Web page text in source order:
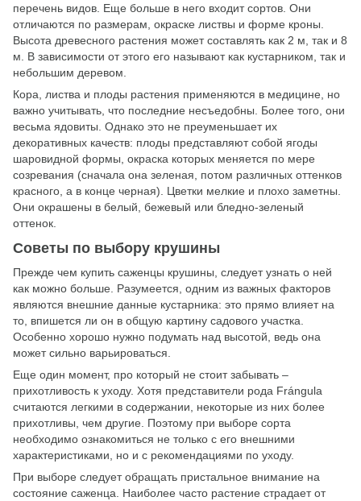
перечень видов. Еще больше в него входит сортов. Они
отличаются по размерам, окраске листвы и форме кроны.
Высота древесного растения может составлять как 2 м, так и 8
м. В зависимости от этого его называют как кустарником, так и
небольшим деревом.
Кора, листва и плоды растения применяются в медицине, но
важно учитывать, что последние несъедобны. Более того, они
весьма ядовиты. Однако это не преуменьшает их
декоративных качеств: плоды представляют собой ягоды
шаровидной формы, окраска которых меняется по мере
созревания (сначала она зеленая, потом различных оттенков
красного, а в конце черная). Цветки мелкие и плохо заметны.
Они окрашены в белый, бежевый или бледно-зеленый
оттенок.
Советы по выбору крушины
Прежде чем купить саженцы крушины, следует узнать о ней
как можно больше. Разумеется, одним из важных факторов
являются внешние данные кустарника: это прямо влияет на
то, впишется ли он в общую картину садового участка.
Особенно хорошо нужно подумать над высотой, ведь она
может сильно варьироваться.
Еще один момент, про который не стоит забывать –
прихотливость к уходу. Хотя представители рода Frángula
считаются легкими в содержании, некоторые из них более
прихотливы, чем другие. Поэтому при выборе сорта
необходимо ознакомиться не только с его внешними
характеристиками, но и с рекомендациями по уходу.
При выборе следует обращать пристальное внимание на
состояние саженца. Наиболее часто растение страдает от